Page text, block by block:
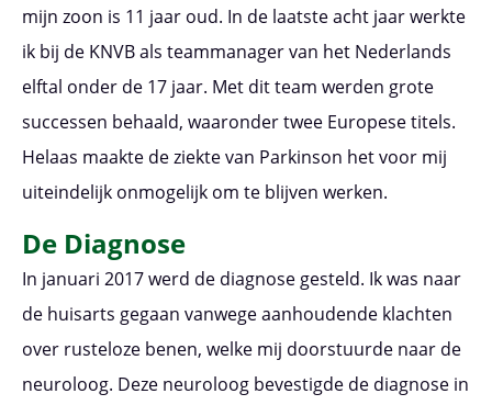
mijn zoon is 11 jaar oud. In de laatste acht jaar werkte
ik bij de KNVB als teammanager van het Nederlands
elftal onder de 17 jaar. Met dit team werden grote
successen behaald, waaronder twee Europese titels.
Helaas maakte de ziekte van Parkinson het voor mij
uiteindelijk onmogelijk om te blijven werken.
De Diagnose
In januari 2017 werd de diagnose gesteld. Ik was naar
de huisarts gegaan vanwege aanhoudende klachten
over rusteloze benen, welke mij doorstuurde naar de
neuroloog. Deze neuroloog bevestigde de diagnose in